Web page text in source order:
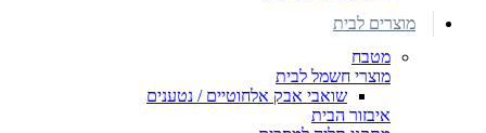
מוצרים לבית
מטבח
מוצרי חשמל לבית
שואבי אבק אלחוטיים / נטענים
איבזור הבית